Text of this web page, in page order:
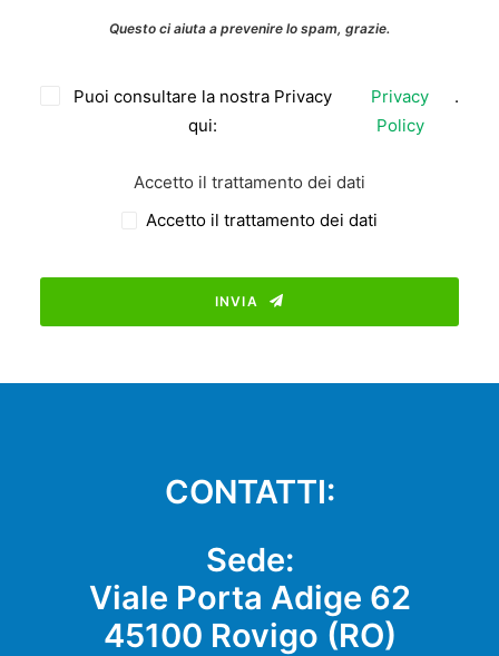
CONTATTI:
Sede:
Viale Porta Adige 62
45100 Rovigo (RO)
Questo ci aiuta a prevenire lo spam, grazie.
Puoi consultare la nostra Privacy
qui:
Privacy
Policy
.
Accetto il trattamento dei dati
Accetto il trattamento dei dati
INVIA
field